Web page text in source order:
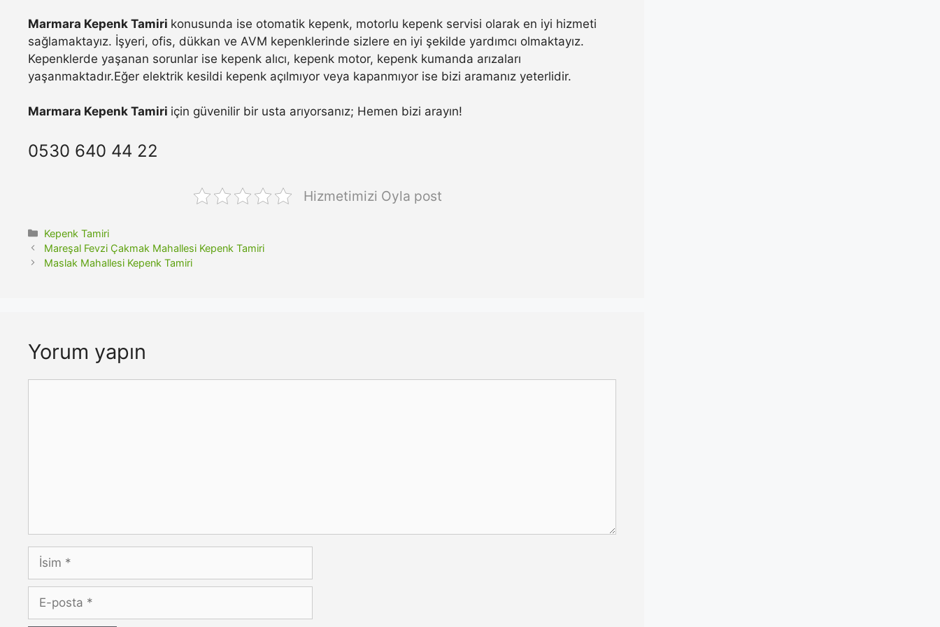
Marmara Kepenk Tamiri konusunda ise otomatik kepenk, motorlu kepenk servisi olarak en iyi hizmeti
sağlamaktayız. İşyeri, ofis, dükkan ve AVM kepenklerinde sizlere en iyi şekilde yardımcı olmaktayız.
Kepenklerde yaşanan sorunlar ise kepenk alıcı, kepenk motor, kepenk kumanda arızaları
yaşanmaktadır.Eğer elektrik kesildi kepenk açılmıyor veya kapanmıyor ise bizi aramanız yeterlidir.
Marmara Kepenk Tamiri için güvenilir bir usta arıyorsanız; Hemen bizi arayın!
0530 640 44 22
Hizmetimizi Oyla post
Kategoriler
Kepenk Tamiri
Mareşal Fevzi Çakmak Mahallesi Kepenk Tamiri
Maslak Mahallesi Kepenk Tamiri
Yorum yapın
İsim
posta